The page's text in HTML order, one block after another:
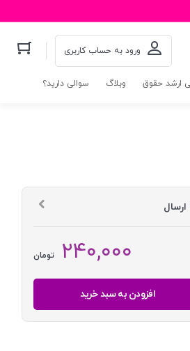
ورود به حساب کاربری
ارشد حقوق وبلاگ سوالی دارید؟
ارسال
۲۴۰,۰۰۰ تومان
افزودن به سبد خرید